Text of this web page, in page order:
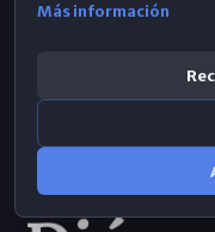
Más información